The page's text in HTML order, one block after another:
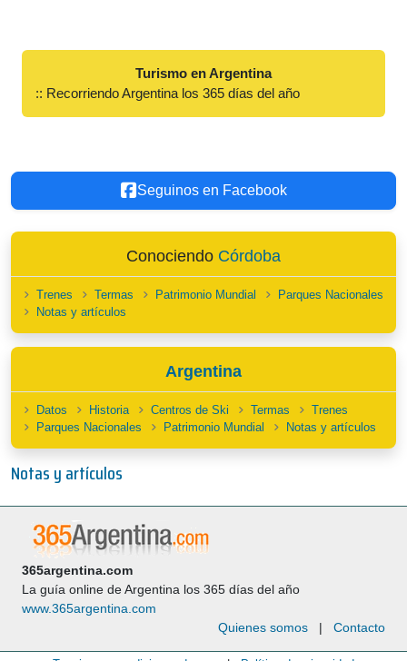
Turismo en Argentina
:: Recorriendo Argentina los 365 días del año
Seguinos en Facebook
Conociendo Córdoba
Trenes Termas Patrimonio Mundial
Parques Nacionales
Notas y artículos
Argentina
Datos Historia Centros de Ski Termas
Trenes
Parques Nacionales
Patrimonio Mundial Notas y artículos
Notas y artículos
365argentina.com
La guía online de Argentina los 365 días del año
www.365argentina.com
Quienes somos | Contacto